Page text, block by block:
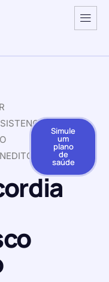
Simule
um
plano
de
saúde